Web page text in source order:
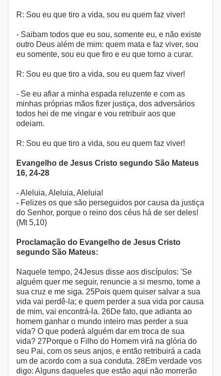
R: Sou eu que tiro a vida, sou eu quem faz viver!
- Saibam todos que eu sou, somente eu, e não existe
outro Deus além de mim: quem mata e faz viver, sou
eu somente, sou eu que firo e eu que torno a curar.
R: Sou eu que tiro a vida, sou eu quem faz viver!
- Se eu afiar a minha espada reluzente e com as
minhas próprias mãos fizer justiça, dos adversários
todos hei de me vingar e vou retribuir aos que
odeiam.
R: Sou eu que tiro a vida, sou eu quem faz viver!
Evangelho de Jesus Cristo segundo São Mateus
16, 24-28
- Aleluia, Aleluia, Aleluia!
- Felizes os que são perseguidos por causa da justiça
do Senhor, porque o reino dos céus há de ser deles!
(Mt 5,10)
Proclamação do Evangelho de Jesus Cristo
segundo São Mateus:
Naquele tempo, 24Jesus disse aos discípulos: 'Se
alguém quer me seguir, renuncie a si mesmo, tome a
sua cruz e me siga. 25Pois quem quiser salvar a sua
vida vai perdê-la; e quem perder a sua vida por causa
de mim, vai encontrá-la. 26De fato, que adianta ao
homem ganhar o mundo inteiro mas perder a sua
vida? O que poderá alguém dar em troca de sua
vida? 27Porque o Filho do Homem virá na glória do
seu Pai, com os seus anjos, e então retribuirá a cada
um de acordo com a sua conduta. 28Em verdade vos
digo: Alguns daqueles que estão aqui não morrerão